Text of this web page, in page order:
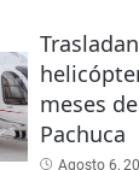
meses
Pachuca
Agosto 6,